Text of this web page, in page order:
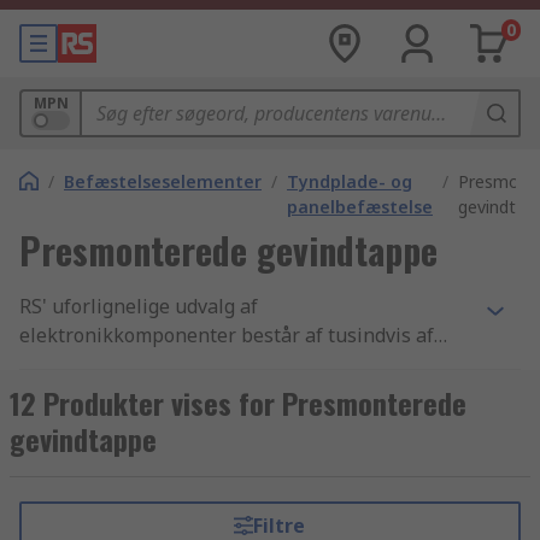
0
MPN
/ Befæstelseselementer / Tyndplade- og
panelbefæstelse
/
Presmonterede gevindtappe
RS' uforlignelige udvalg af
elektronikkomponenter består af tusindvis af
Murpløkke, murankre og sortimenter og
Presmonterede gevindtappe komponenter. Vi har
de bedste Presmonterede gevindtappe produkter
i branchen. Vi tilbyder tusindvis af industri-
12 Produkter vises for Presmonterede
gevindtappe
Filtre